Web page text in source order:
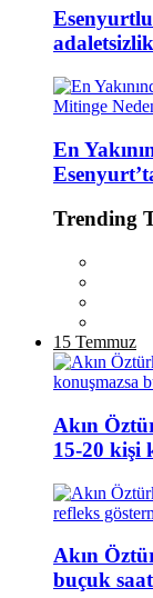
En
Trending
15 Temmuz
Akın
15-20 kişi
Akın
buçuk